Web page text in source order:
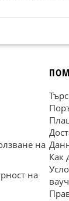
на
на
Как